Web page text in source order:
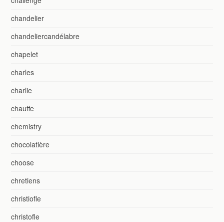
chandelier
chandeliercandélabre
chapelet
charles
charlie
chauffe
chemistry
chocolatière
choose
chretiens
christiofle
christofle